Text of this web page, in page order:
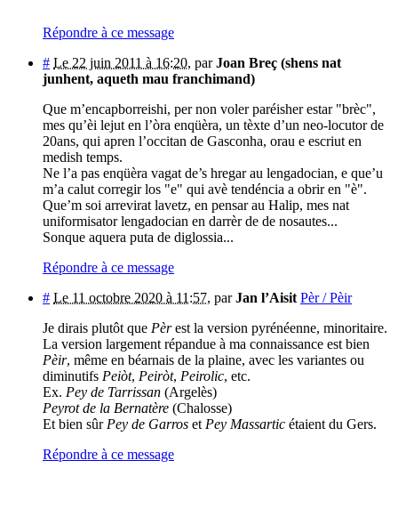
Répondre à ce message
# Le 22 juin 2011 à 16:20, parJoan Breç (shens nat
junhent, aqueth mau franchimand)
Que m’encapborreishi, per non voler paréisher estar "brèc",
mes qu’èi lejut en l’òra enqüèra, un tèxte d’un neo-locutor de
20ans, qui apren l’occitan de Gasconha, orau e escriut en
medish temps.
Ne l’a pas enqüèra vagat de’s hregar au lengadocian, e que’u
m’a calut corregir los "e" qui avè tendéncia a obrir en "è".
Que’m soi arrevirat lavetz, en pensar au Halip, mes nat
uniformisator lengadocian en darrèr de de nosautes...
Sonque aquera puta de diglossia...
Répondre à ce message
# Le 11 octobre 2020 à 11:57, parJan l’Aisit Pèr / Pèir
Je dirais plutôt que Pèrest la version pyrénéenne, minoritaire.
La version largement répandue à ma connaissance est bien
Pèir, même en béarnais de la plaine, avec les variantes ou
diminutifs Peiòt, Peiròt, Peirolic, etc.
Ex. Pey de Tarrissan (Argelès)
Peyrot de la Bernatère (Chalosse)
Et bien sûr Pey de Garros et Pey Massartic étaient du Gers.
Répondre à ce message